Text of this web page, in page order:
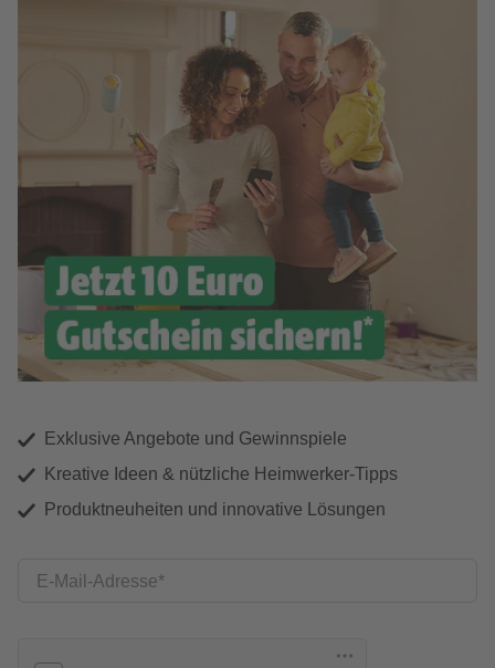
Exklusive Angebote und Gewinnspiele
Kreative Ideen & nützliche Heimwerker-Tipps
Produktneuheiten und innovative Lösungen
E-Mail-Adresse